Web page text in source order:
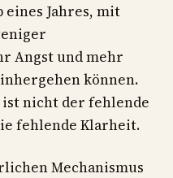
Jahres, mit
Angst und mehr
können.
nicht der fehlende
fehlende Klarheit.
Mechanismus